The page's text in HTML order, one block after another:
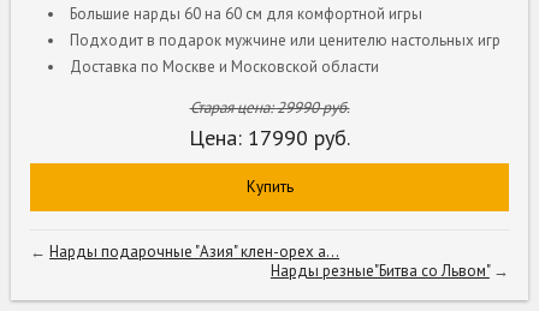
Большие нарды 60 на 60 см для комфортной игры
Подходит в подарок мужчине или ценителю настольных игр
Доставка по Москве и Московской области
Старая цена:29990руб.
Цена: 17990 руб.
Купить
←Нарды подарочные "Азия" клен-орех а...
Нарды резные"Битва со Львом"→